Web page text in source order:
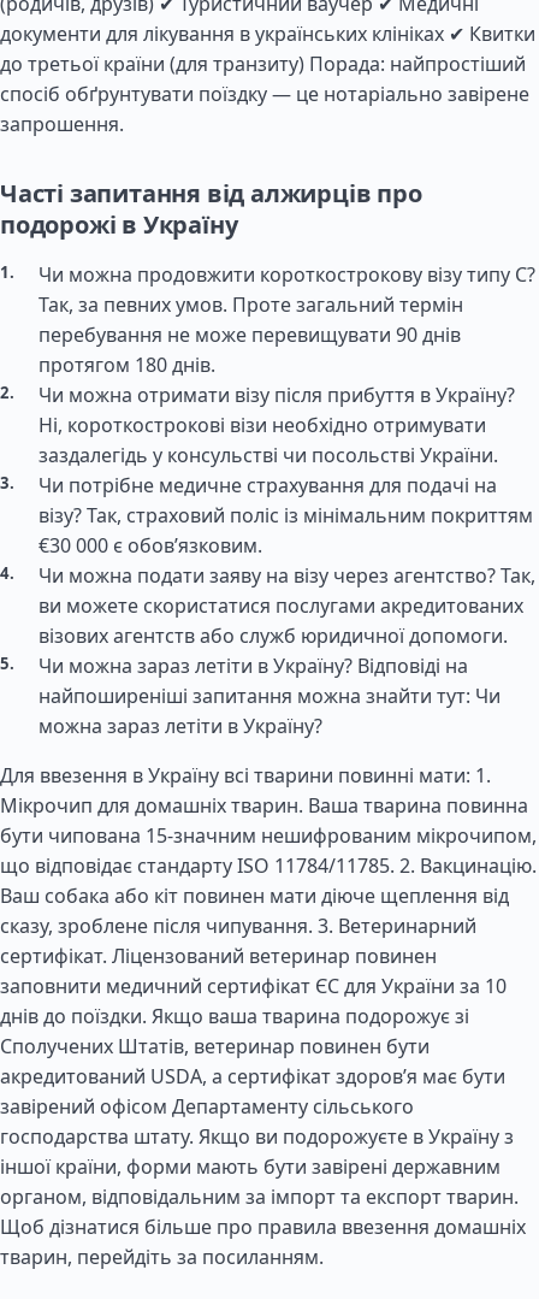
документи для лікування в українських клініках ✔ Квитки
до третьої країни (для транзиту) Порада: найпростіший
спосіб обґрунтувати поїздку — це нотаріально завірене
запрошення.
Часті запитання від алжирців про
подорожі в Україну
Чи можна продовжити короткострокову візу типу C?
Так, за певних умов. Проте загальний термін
перебування не може перевищувати 90 днів
протягом 180 днів.
Чи можна отримати візу після прибуття в Україну?
Ні, короткострокові візи необхідно отримувати
заздалегідь у консульстві чи посольстві України.
Чи потрібне медичне страхування для подачі на
візу? Так, страховий поліс із мінімальним покриттям
€30 000 є обов’язковим.
Чи можна подати заяву на візу через агентство? Так,
ви можете скористатися послугами акредитованих
візових агентств або служб юридичної допомоги.
Чи можна зараз летіти в Україну? Відповіді на
найпоширеніші запитання можна знайти тут: Чи
можна зараз летіти в Україну?
Для ввезення в Україну всі тварини повинні мати: 1.
Мікрочип для домашніх тварин. Ваша тварина повинна
бути чипована 15-значним нешифрованим мікрочипом,
що відповідає стандарту ISO 11784/11785. 2. Вакцинацію.
Ваш собака або кіт повинен мати діюче щеплення від
сказу, зроблене після чипування. 3. Ветеринарний
сертифікат. Ліцензований ветеринар повинен
заповнити медичний сертифікат ЄС для України за 10
днів до поїздки. Якщо ваша тварина подорожує зі
Сполучених Штатів, ветеринар повинен бути
акредитований USDA, а сертифікат здоров’я має бути
завірений офісом Департаменту сільського
господарства штату. Якщо ви подорожуєте в Україну з
іншої країни, форми мають бути завірені державним
органом, відповідальним за імпорт та експорт тварин.
Щоб дізнатися більше про правила ввезення домашніх
тварин, перейдіть за посиланням.